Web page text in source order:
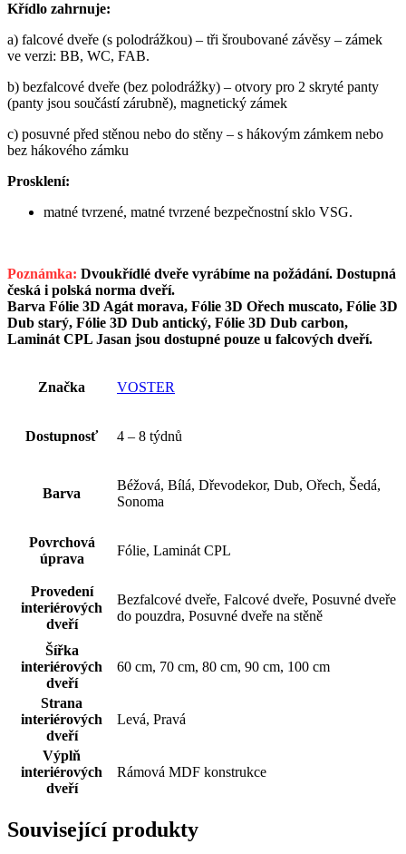
Křídlo zahrnuje:
a) falcové dveře (s polodrážkou) – tři šroubované závěsy – zámek
ve verzi: BB, WC, FAB.
b) bezfalcové dveře (bez polodrážky) – otvory pro 2 skryté panty
(panty jsou součástí zárubně), magnetický zámek
c) posuvné před stěnou nebo do stěny – s hákovým zámkem nebo
bez hákového zámku
Prosklení:
matné tvrzené, matné tvrzené bezpečnostní sklo VSG.
Poznámka: Dvoukřídlé dveře vyrábíme na požádání. Dostupná
česká i polská norma dveří.
Barva Fólie 3D Agát morava, Fólie 3D Ořech muscato, Fólie 3D
Dub starý, Fólie 3D Dub antický, Fólie 3D Dub carbon,
Laminát CPL Jasan jsou dostupné pouze u falcových dveří.
Značka VOSTER
Dostupnosť 4 – 8 týdnů
Barva
Béžová, Bílá, Dřevodekor, Dub, Ořech, Šedá,
Sonoma
Povrchová
úprava
Fólie, Laminát CPL
Provedení
interiérových
dveří
Bezfalcové dveře, Falcové dveře, Posuvné dveře
do pouzdra, Posuvné dveře na stěně
Šířka
interiérových
dveří
60 cm, 70 cm, 80 cm, 90 cm, 100 cm
Strana
interiérových
dveří
Levá, Pravá
Výplň
interiérových
dveří
Rámová MDF konstrukce
Související produkty